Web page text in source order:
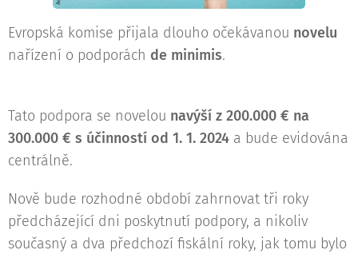
Evropská komise přijala dlouho očekávanou novelu
nařízení o podporách de minimis.
Tato podpora se novelou navýší z 200.000 € na
300.000 € s účinností od 1. 1. 2024 a bude evidována
centrálně.
Nově bude rozhodné období zahrnovat tři roky
předcházející dni poskytnutí podpory, a nikoliv
současný a dva předchozí fiskální roky, jak tomu bylo